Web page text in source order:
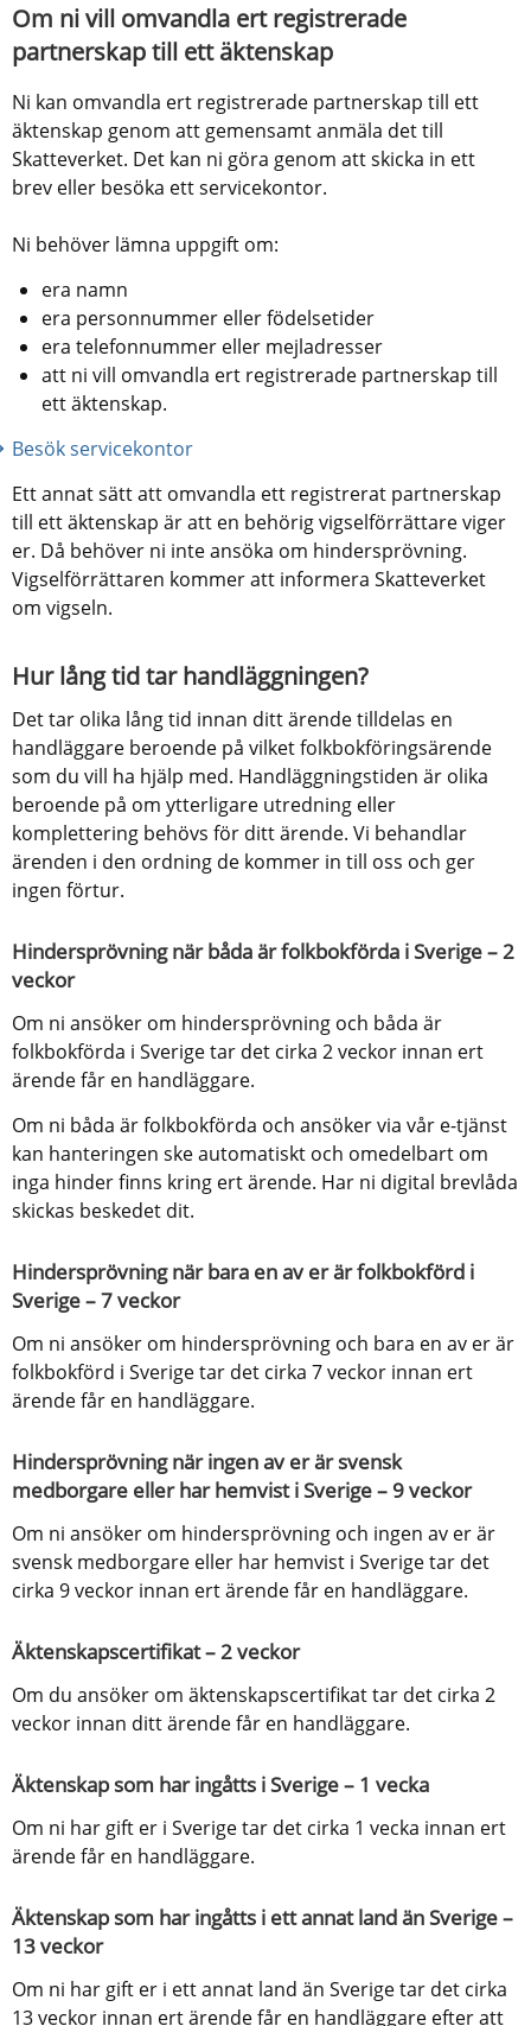
Om ni vill omvandla ert registrerade
partnerskap till ett äktenskap
Ni kan omvandla ert registrerade partnerskap till ett
äktenskap genom att gemensamt anmäla det till
Skatteverket. Det kan ni göra genom att skicka in ett
brev eller besöka ett servicekontor.
Ni behöver lämna uppgift om:
era namn
era personnummer eller födelsetider
era telefonnummer eller mejladresser
att ni vill omvandla ert registrerade partnerskap till
ett äktenskap.
Besök servicekontor
Ett annat sätt att omvandla ett registrerat partnerskap
till ett äktenskap är att en behörig vigselförrättare viger
er. Då behöver ni inte ansöka om hindersprövning.
Vigselförrättaren kommer att informera Skatteverket
om vigseln.
Hur lång tid tar handläggningen?
Det tar olika lång tid innan ditt ärende tilldelas en
handläggare beroende på vilket folkbokföringsärende
som du vill ha hjälp med. Handläggningstiden är olika
beroende på om ytterligare utredning eller
komplettering behövs för ditt ärende. Vi behandlar
ärenden i den ordning de kommer in till oss och ger
ingen förtur.
Hindersprövning när båda är folkbokförda i Sverige – 2
veckor
Om ni ansöker om hindersprövning och båda är
folkbokförda i Sverige tar det cirka 2 veckor innan ert
ärende får en handläggare.
Om ni båda är folkbokförda och ansöker via vår e-tjänst
kan hanteringen ske automatiskt och omedelbart om
inga hinder finns kring ert ärende. Har ni digital brevlåda
skickas beskedet dit.
Hindersprövning när bara en av er är folkbokförd i
Sverige – 7 veckor
Om ni ansöker om hindersprövning och bara en av er är
folkbokförd i Sverige tar det cirka 7 veckor innan ert
ärende får en handläggare.
Hindersprövning när ingen av er är svensk
medborgare eller har hemvist i Sverige – 9 veckor
Om ni ansöker om hindersprövning och ingen av er är
svensk medborgare eller har hemvist i Sverige tar det
cirka 9 veckor innan ert ärende får en handläggare.
Äktenskapscertifikat – 2 veckor
Om du ansöker om äktenskapscertifikat tar det cirka 2
veckor innan ditt ärende får en handläggare.
Äktenskap som har ingåtts i Sverige – 1 vecka
Om ni har gift er i Sverige tar det cirka 1 vecka innan ert
ärende får en handläggare.
Äktenskap som har ingåtts i ett annat land än Sverige –
13 veckor
Om ni har gift er i ett annat land än Sverige tar det cirka
13 veckor innan ert ärende får en handläggare efter att